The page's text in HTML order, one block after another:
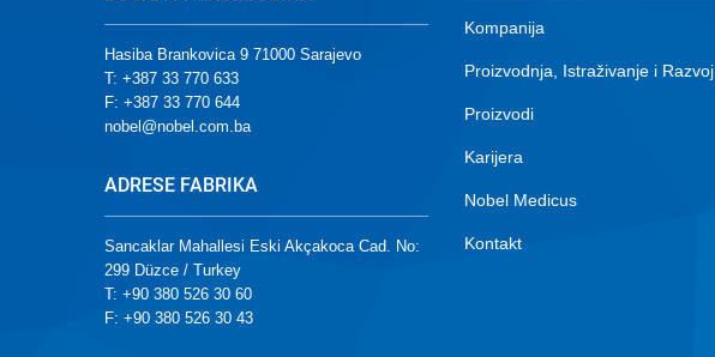
Hasiba Brankovica 9 71000 Sarajevo
T: +387 33 770 633
F: +387 33 770 644
nobel@nobel.com.ba
ADRESE FABRIKA
Sancaklar Mahallesi Eski Akçakoca Cad. No:
299 Düzce / Turkey
T: +90 380 526 30 60
F: +90 380 526 30 43
Kompanija
Proizvodnja, Istraživanje i Razvoj
Proizvodi
Karijera
Nobel Medicus
Kontakt